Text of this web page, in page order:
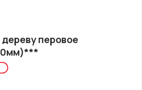
перовое